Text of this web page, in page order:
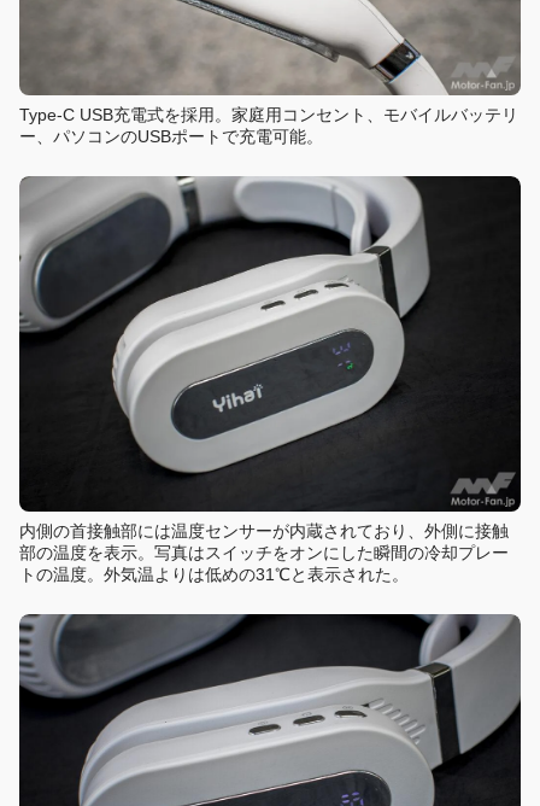
Type-C USB充電式を採用。家庭用コンセント、モバイルバッテリ
ー、パソコンのUSBポートで充電可能。
内側の首接触部には温度センサーが内蔵されており、外側に接触
部の温度を表示。写真はスイッチをオンにした瞬間の冷却プレー
トの温度。外気温よりは低めの31℃と表示された。